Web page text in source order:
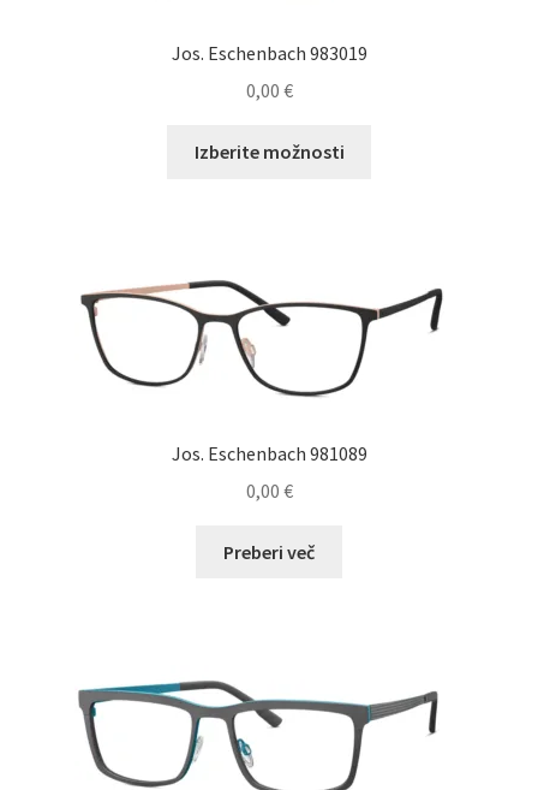
Jos. Eschenbach 983019
0,00 €
Izberite možnosti
Možnosti
lahko
Jos. Eschenbach 981089
0,00 €
Preberi več